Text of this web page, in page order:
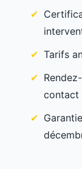
Tarifs
contact